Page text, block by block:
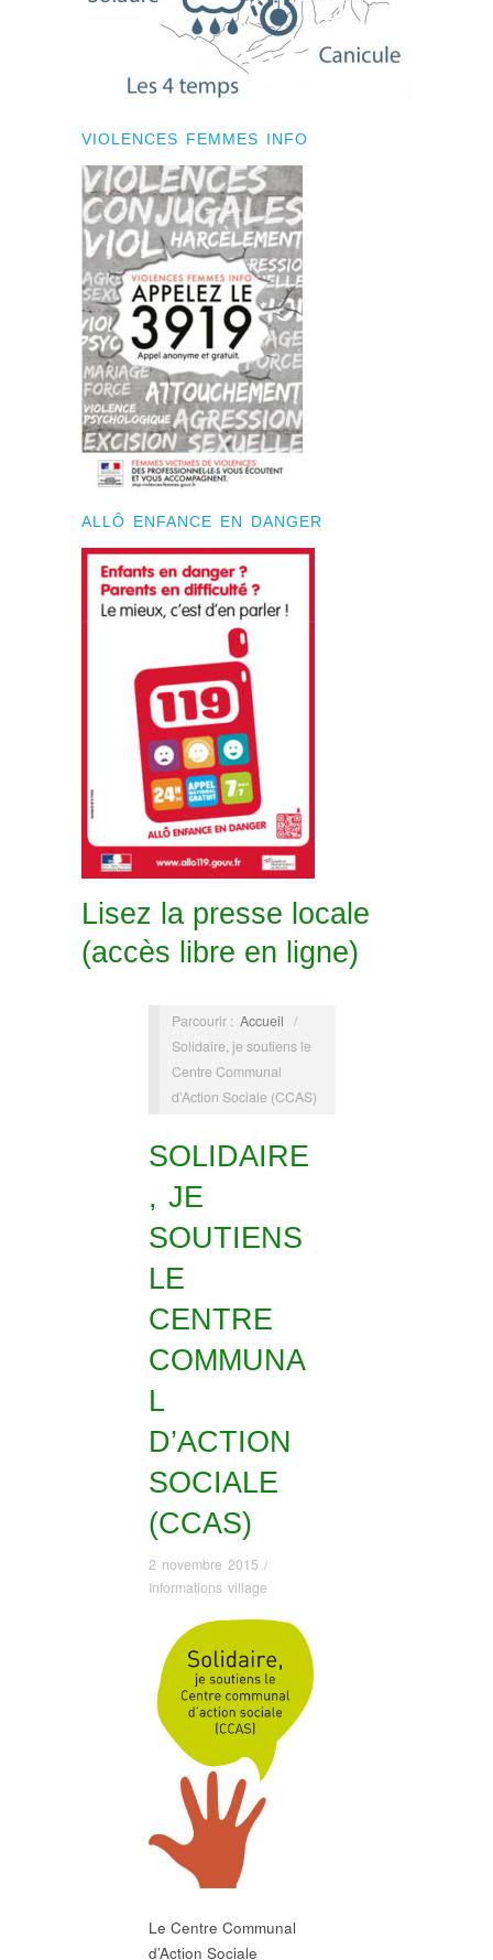
VIOLENCES FEMMES INFO
ALLÔ ENFANCE EN DANGER
Lisez la presse locale
(accès libre en ligne)
Parcourir : Accueil /
Solidaire, je soutiens le
Centre Communal
d’Action Sociale (CCAS)
SOLIDAIRE
, JE
SOUTIENS
LE
CENTRE
COMMUNA
L
D’ACTION
SOCIALE
(CCAS)
2 novembre 2015 /
Informations village
Le Centre Communal
d’Action Sociale